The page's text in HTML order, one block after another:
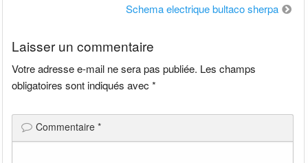
Schema electrique bultaco sherpa
Laisser un commentaire
Votre adresse e-mail ne sera pas publiée. Les champs
obligatoires sont indiqués avec*
Commentaire*